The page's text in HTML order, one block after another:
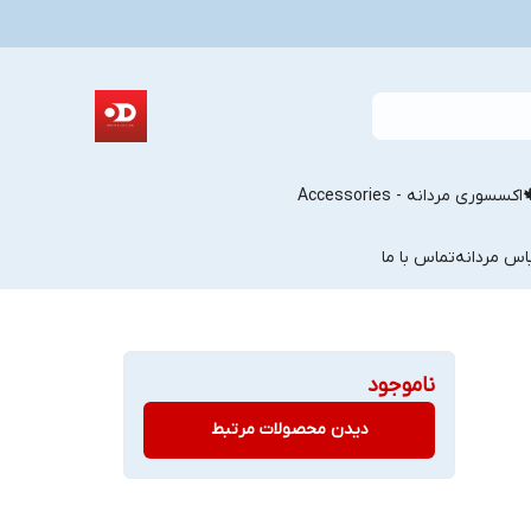
اکسسوری مردانه - Accessories
مردانهتماس با ما
ناموجود
دیدن محصولات مرتبط